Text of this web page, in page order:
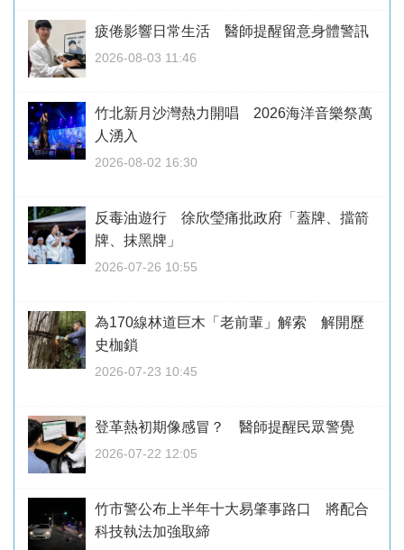
疲倦影響日常生活 醫師提醒留意身體警訊
2026-08-03 11:46
竹北新月沙灣熱力開唱 2026海洋音樂祭萬
人湧入
2026-08-02 16:30
反毒油遊行 徐欣瑩痛批政府「蓋牌、擋箭
牌、抹黑牌」
2026-07-26 10:55
為170線林道巨木「老前輩」解索 解開歷
史枷鎖
2026-07-23 10:45
登革熱初期像感冒？ 醫師提醒民眾警覺
2026-07-22 12:05
竹市警公布上半年十大易肇事路口 將配合
科技執法加強取締